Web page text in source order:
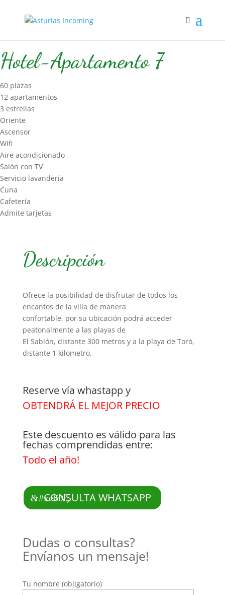
Hotel-Apartamento 7
60 plazas
12 apartamentos
3 estrellas
Oriente
Ascensor
Wifi
Aire acondicionado
Salón con TV
Servicio lavandería
Cuna
Cafetería
Admite tarjetas
Descripción
Ofrece la posibilidad de disfrutar de todos los
encantos de la villa de manera
confortable, por su ubicación podrá acceder
peatonalmente a las playas de
El Sablón, distante 300 metros y a la playa de Toró,
distante 1 kilometro.
Reserve vía whastapp y
OBTENDRÁ EL MEJOR PRECIO
Este descuento es válido para las
fechas comprendidas entre:
Todo el año!
CONSULTA WHATSAPP
Dudas o consultas?
Envíanos un mensaje!
Tu nombre (obligatorio)